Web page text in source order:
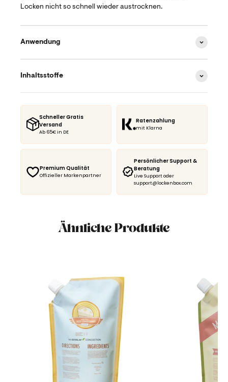
Locken nicht so schnell wieder austrocknen.
Anwendung
Inhaltsstoffe
Schneller Gratis
Versand
Ab 65€ in DE
Ratenzahlung
mit Klarna
Premium Qualität
Offizieller Markenpartner
Persönlicher Support &
Beratung
Live Support oder
support@lockenbox.com
Ähnliche Produkte